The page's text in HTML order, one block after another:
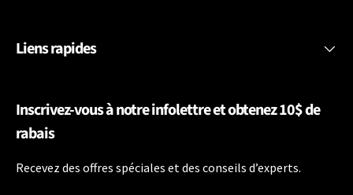
Liens rapides
Inscrivez-vous à notre infolettre et obtenez 10$ de
rabais
Recevez des offres spéciales et des conseils d’experts.